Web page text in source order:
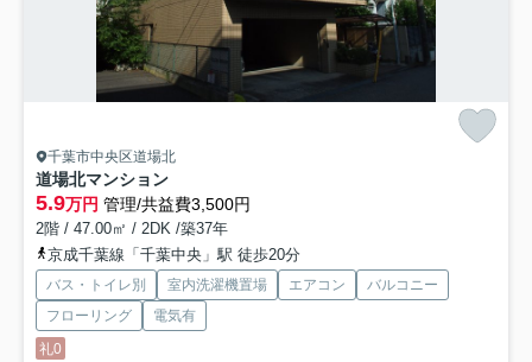
千葉市中央区道場北
道場北マンション
5.9万円 管理/共益費3,500円
2階 / 47.00㎡ / 2DK /築37年
京成千葉線「千葉中央」駅 徒歩20分
バス・トイレ別 室内洗濯機置場 エアコン
バルコニー
フローリング
電気有
礼0